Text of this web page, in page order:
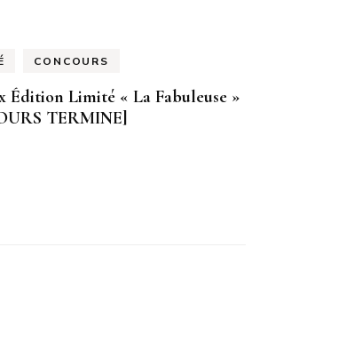
CONCOURS
Édition Limité « La Fabuleuse »
TERMINE]